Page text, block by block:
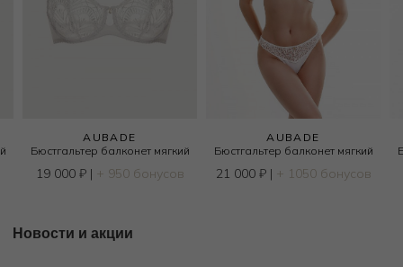
AUBADE
Бюстгальтер балконет мягкий
19 000 ₽| + 950 бонусов
AUBADE
Бюстгальтер балконет мягкий
21 000 ₽| + 1050 бонусов
Новости и акции